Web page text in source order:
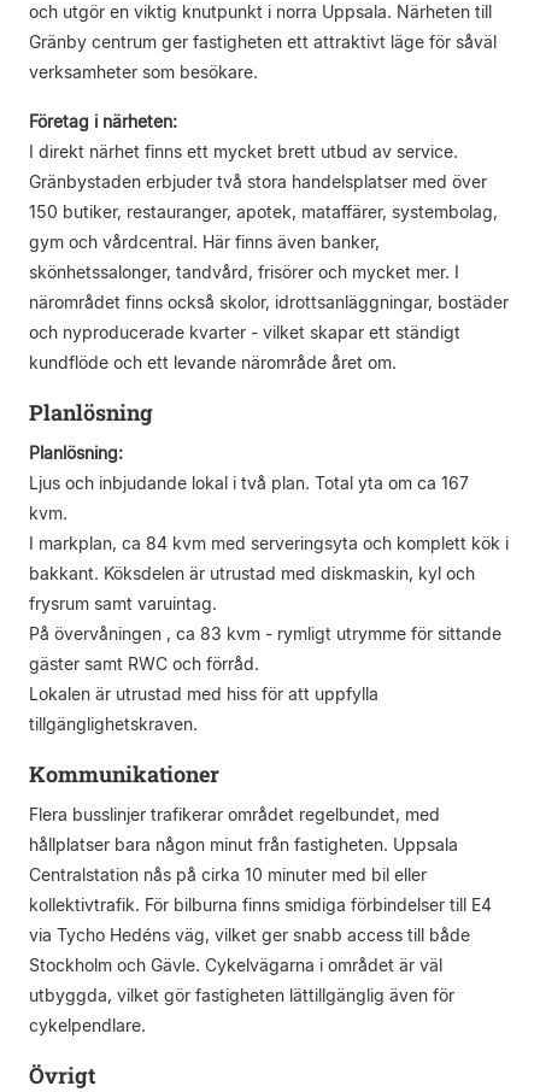
och utgör en viktig knutpunkt i norra Uppsala. Närheten till
Gränby centrum ger fastigheten ett attraktivt läge för såväl
verksamheter som besökare.
Företag i närheten:
I direkt närhet finns ett mycket brett utbud av service.
Gränbystaden erbjuder två stora handelsplatser med över
150 butiker, restauranger, apotek, mataffärer, systembolag,
gym och vårdcentral. Här finns även banker,
skönhetssalonger, tandvård, frisörer och mycket mer. I
närområdet finns också skolor, idrottsanläggningar, bostäder
och nyproducerade kvarter - vilket skapar ett ständigt
kundflöde och ett levande närområde året om.
Planlösning
Planlösning:
Ljus och inbjudande lokal i två plan. Total yta om ca 167
kvm.
I markplan, ca 84 kvm med serveringsyta och komplett kök i
bakkant. Köksdelen är utrustad med diskmaskin, kyl och
frysrum samt varuintag.
På övervåningen , ca 83 kvm - rymligt utrymme för sittande
gäster samt RWC och förråd.
Lokalen är utrustad med hiss för att uppfylla
tillgänglighetskraven.
Kommunikationer
Flera busslinjer trafikerar området regelbundet, med
hållplatser bara någon minut från fastigheten. Uppsala
Centralstation nås på cirka 10 minuter med bil eller
kollektivtrafik. För bilburna finns smidiga förbindelser till E4
via Tycho Hedéns väg, vilket ger snabb access till både
Stockholm och Gävle. Cykelvägarna i området är väl
utbyggda, vilket gör fastigheten lättillgänglig även för
cykelpendlare.
Övrigt